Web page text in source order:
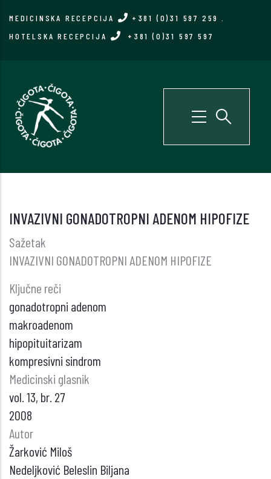
MEDICINSKA RECEPCIJA +381 (0)31 597 259
HOTELSKA RECEPCIJA
+381 (0)31 597 597
INVAZIVNI GONADOTROPNI ADENOM HIPOFIZE
Sažetak
INVAZIVNI GONADOTROPNI ADENOM HIPOFIZE
Ključne reči
gonadotropni adenom
makroadenom
hipopituitarizam
kompresivni sindrom
Medicinski glasnik
vol. 13, br. 27
2008
Autor
Žarković Miloš
Nedeljković Beleslin Biljana